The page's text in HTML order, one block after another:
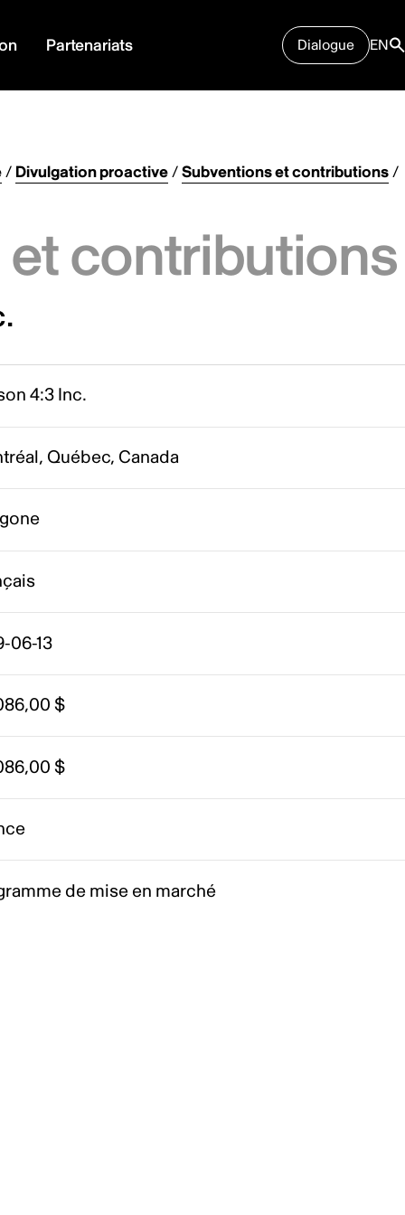
Partenariats Dialogue EN
/ Divulgation proactive/Subventions et contributions/
contributions
4:3 Inc.
Québec, Canada
06-13
$
$
de mise en marché